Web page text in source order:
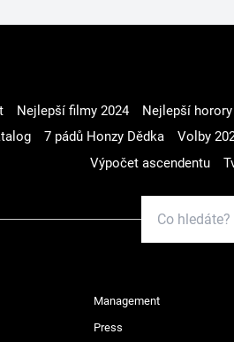
Nejlepší filmy 2024 Nejlepší horory
7 pádů Honzy Dědka Volby
Výpočet ascendentu
Management
Press